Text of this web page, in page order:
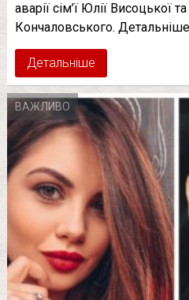
аварії сім’ї Юлії Висоцької
Кончаловського.
Детальніше
ВАЖЛИВО